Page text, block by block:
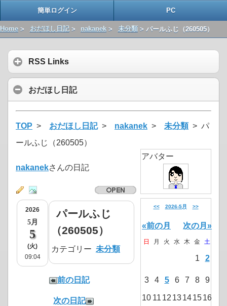
簡単ログイン PC
Home > おだほし日記> nakanek > 未分類> パールふじ（260505）
RSS Links
おだほし日記
TOP > おだほし日記> nakanek > 未分類> パ
ールふじ（260505）
nakanekさんの日記
2026
5月
5
(火)
09:04
パールふじ
（260505）
前の日記
次の日記
カテゴリー 未分類
アバター
<< 2026-5月 >>
«前の月 次の月»
日 月 火 水 木 金 土
1 2
3 4 5 6 7 8 9
10 11 12 13141516